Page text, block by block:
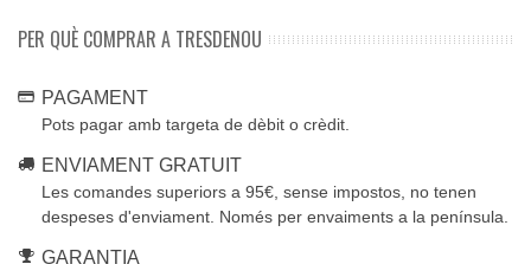
PER QUÈ COMPRAR A TRESDENOU
PAGAMENT
Pots pagar amb targeta de dèbit o crèdit.
ENVIAMENT GRATUIT
Les comandes superiors a 95€, sense impostos, no tenen
despeses d'enviament. Només per envaiments a la península.
GARANTIA